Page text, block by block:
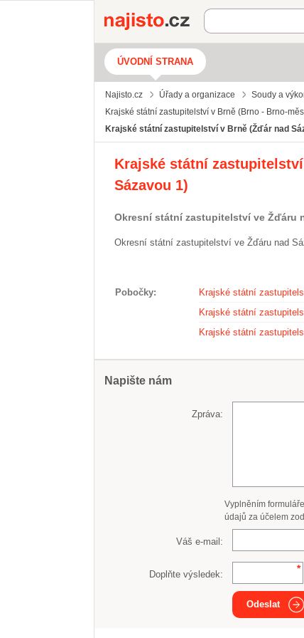
Najisto.cz
ÚVODNÍ STRANA
Najisto.cz Úřady a organizace Soudy a
Krajské státní zastupitelství v Brně (Brno - Brno-
Krajské státní zastupitelství v Brně (Žďár nad
Krajské státní
Sázavou 1)
Okresní státní zastupitelství ve Žďáru
Okresní státní zastupitelství ve Žďáru nad
Pobočky
Krajské státní
Krajské státní
Krajské státní
Napište nám
Zpráva:
Vyplněním
údajů za účelem
Váš e-mail:
Doplňte výsledek:
Odeslat